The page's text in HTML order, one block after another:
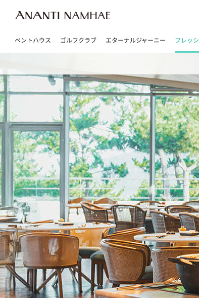
ペントハウス ゴルフクラブ エターナルジャーニー フレッ